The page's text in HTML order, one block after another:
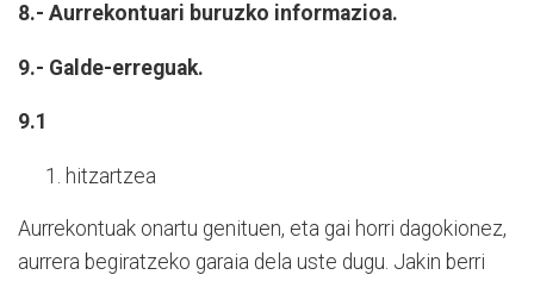
8.- Aurrekontuari buruzko informazioa.
9.- Galde-erreguak.
9.1
hitzartzea
Aurrekontuak onartu genituen, eta gai horri dagokionez,
aurrera begiratzeko garaia dela uste dugu. Jakin berri